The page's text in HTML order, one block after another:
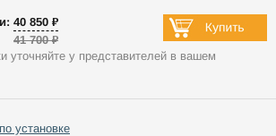
40 850 ₽
41 700 ₽
уточняйте у представителей в вашем
установке